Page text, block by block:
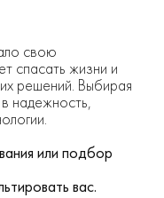
свою
спасать жизни и
решений. Выбирая
надежность,
или подбор
вас.